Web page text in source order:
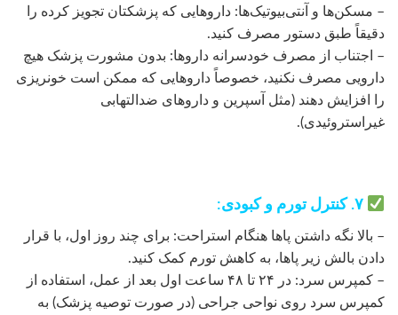
– مسکن‌ها و آنتی‌بیوتیک‌ها: داروهایی که پزشکتان تجویز کرده را
دقیقاً طبق دستور مصرف کنید.
– اجتناب از مصرف خودسرانه داروها: بدون مشورت پزشک هیچ
دارویی مصرف نکنید، خصوصاً داروهایی که ممکن است خونریزی
را افزایش دهند (مثل آسپرین و داروهای ضدالتهابی
غیراستروئیدی).
۷. کنترل تورم و کبودی:
– بالا نگه داشتن پاها هنگام استراحت: برای چند روز اول، با قرار
دادن بالش زیر پاها، به کاهش تورم کمک کنید.
– کمپرس سرد: در ۲۴ تا ۴۸ ساعت اول بعد از عمل، استفاده از
کمپرس سرد روی نواحی جراحی (در صورت توصیه پزشک) به